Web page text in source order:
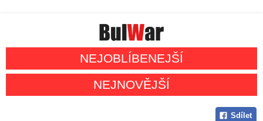
NEJOBLÍBENEJŠÍ
NEJNOVĚJŠÍ
Sdílet